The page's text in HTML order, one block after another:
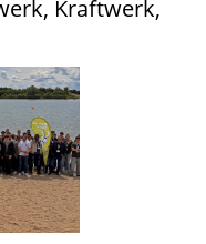
Kraftwerk,